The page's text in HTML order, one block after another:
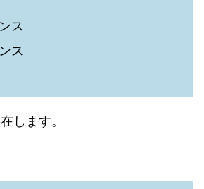
ス
ス
します。